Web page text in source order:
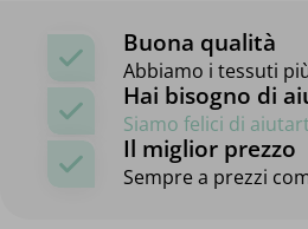
Buona qualità
Abbiamo i tessuti
Hai bisogno di
Siamo felici di
Il miglior prezzo
Sempre a prezzi